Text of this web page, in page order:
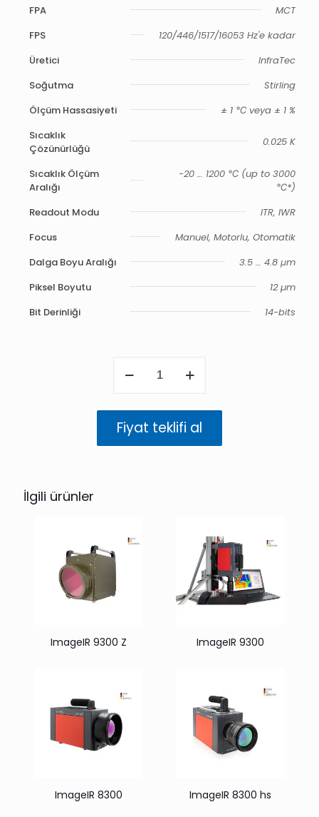
FPA
MCT
FPS
120/446/1517/16053 Hz'e kadar
Üretici
InfraTec
Soğutma
Stirling
Ölçüm Hassasiyeti
± 1 ℃ veya ± 1 %
Sıcaklık
Çözünürlüğü
0.025 K
Sıcaklık Ölçüm
Aralığı
-20 … 1200 ℃ (up to 3000
℃*)
Readout Modu
ITR, IWR
Focus
Manuel, Motorlu, Otomatik
Dalga Boyu Aralığı
3.5 … 4.8 μm
Piksel Boyutu
12 µm
Bit Derinliği
14-bits
9500
Fiyat teklifi al
İlgili ürünler
ImageIR 9300 Z ImageIR 9300
ImageIR 8300 ImageIR 8300 hs